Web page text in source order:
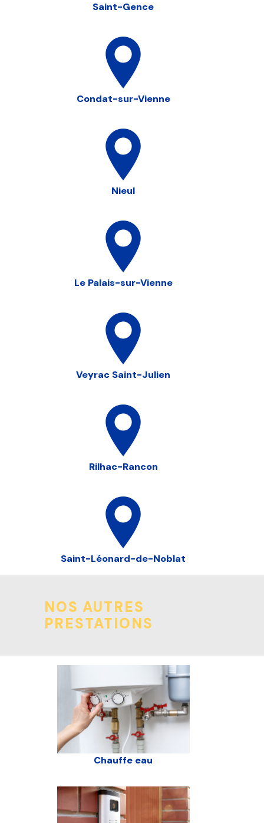
Saint-Gence
Condat-sur-Vienne
Nieul
Le Palais-sur-Vienne
Veyrac Saint-Julien
Rilhac-Rancon
Saint-Léonard-de-Noblat
NOS AUTRES
PRESTATIONS
Chauffe eau